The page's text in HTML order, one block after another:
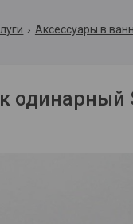
Аксессуары в
одинарный